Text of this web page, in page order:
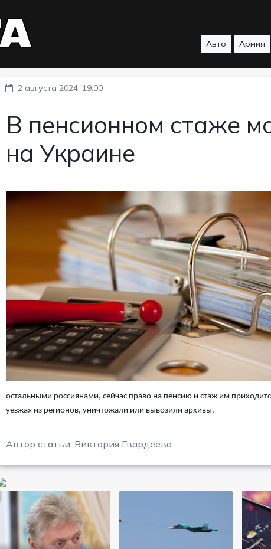
Авто Армия
2 августа 2024, 19:00
В пенсионном стаже
на Украине
остальными россиянами, сейчас право на пенсию и стаж им
уезжая из регионов, уничтожали или вывозили архивы.
Автор статьи: Виктория Гвардеева